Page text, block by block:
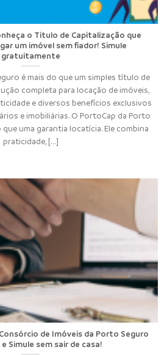
o Titulo de Capitalização que
um imóvel sem fiador! Simule
gratuitamente
é mais do que um simples título de
completa para locação de imóveis,
e diversos benefícios exclusivos
e imobiliárias. O PortoCap da Porto
uma garantia locatícia. Ele combina
praticidade, [...]
de Imóveis da Porto Seguro
Simule sem sair de casa!